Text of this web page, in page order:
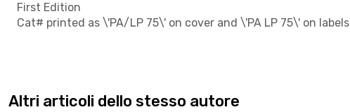
First Edition
Cat# printed as \'PA/LP 75\' on cover and \'PA LP 75\' on labels
Altri articoli dello stesso autore